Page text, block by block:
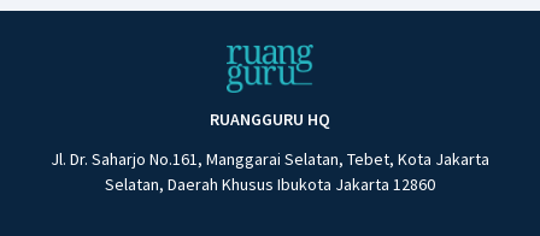
RUANGGURU HQ
Jl. Dr. Saharjo No.161, Manggarai Selatan, Tebet, Kota Jakarta
Selatan, Daerah Khusus Ibukota Jakarta 12860